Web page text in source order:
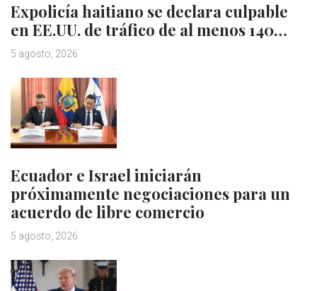
Expolicía haitiano se declara culpable
en EE.UU. de tráfico de al menos 140…
5 agosto, 2026
Ecuador e Israel iniciarán
próximamente negociaciones para un
acuerdo de libre comercio
5 agosto, 2026